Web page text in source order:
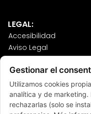
LEGAL:
Accesibilidad
Aviso Legal
Política de Cookies
Política de Privacidad
Sitemap
Términos y
Gestionar el
Utilizamos cookies
analítica y de marketing.
rechazarlas (solo se